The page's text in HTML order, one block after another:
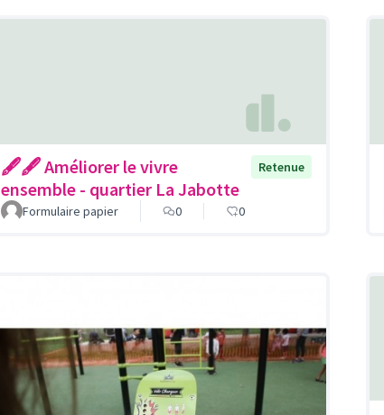
🖋🖋 Améliorer le vivre
ensemble - quartier La Jabotte
Retenue
Formulaire papier 0 0